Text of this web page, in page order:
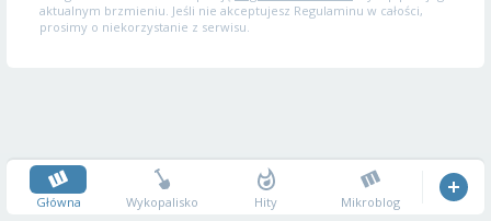
aktualnym brzmieniu. Jeśli nie akceptujesz Regulaminu w całości,
prosimy o niekorzystanie z serwisu.
Główna Wykopalisko Hity Mikroblog